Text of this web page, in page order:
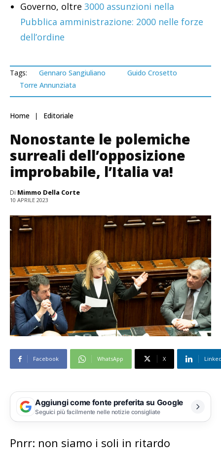
Governo, oltre 3000 assunzioni nella
Pubblica amministrazione: 2000 nelle forze
dell’ordine
Tags: Gennaro Sangiuliano
Guido Crosetto
Torre Annunziata
Home Editoriale
Nonostante le polemiche
surreali dell’opposizione
improbabile, l’Italia va!
Di Mimmo Della Corte
10 APRILE 2023
Facebook WhatsApp X
Aggiungi come fonte preferita su Google
Seguici più facilmente nelle notizie consigliate
Pnrr: non siamo i soli in ritardo